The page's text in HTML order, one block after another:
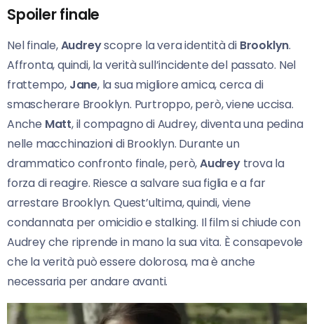
Spoiler finale
Nel finale,Audreyscopre la vera identità di Brooklyn.
Affronta, quindi, la verità sull’incidente del passato. Nel
frattempo, Jane, la sua migliore amica, cerca di
smascherare Brooklyn. Purtroppo, però, viene uccisa.
Anche Matt, il compagno di Audrey, diventa una pedina
nelle macchinazioni di Brooklyn. Durante un
drammatico confronto finale, però,Audreytrova la
forza di reagire. Riesce a salvare sua figlia e a far
arrestare Brooklyn. Quest’ultima, quindi, viene
condannata per omicidio e stalking. Il film si chiude con
Audrey che riprende in mano la sua vita. È consapevole
che la verità può essere dolorosa, ma è anche
necessaria per andare avanti.